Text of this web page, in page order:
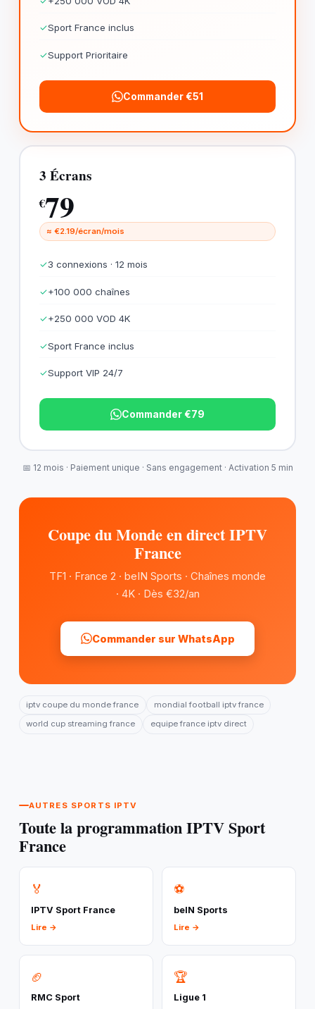
✓Sport France inclus
✓Support Prioritaire
Commander €51
3 Écrans
€79
≈ €2.19/écran/mois
✓3 connexions · 12 mois
✓+100 000 chaînes
✓+250 000 VOD 4K
✓Sport France inclus
✓Support VIP 24/7
Commander €79
📅 12 mois · Paiement unique · Sans engagement · Activation 5 min
Coupe du Monde en direct IPTV
France
TF1 · France 2 · beIN Sports · Chaînes monde
· 4K · Dès €32/an
Commander sur WhatsApp
iptv coupe du monde france
mondial football iptv france
world cup streaming france
equipe france iptv direct
AUTRES SPORTS IPTV
Toute la programmation IPTV Sport
France
🏅
IPTV Sport France
Lire →
⚽
beIN Sports
Lire →
🏈
RMC Sport
🏆
Ligue 1